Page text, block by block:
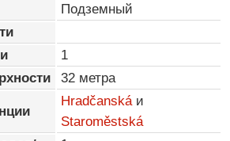
Подземный
1
32 метра
Hradčanská и
Staroměstská